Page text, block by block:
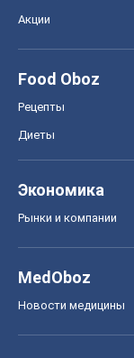
Акции
Food Oboz
Рецепты
Диеты
Экономика
Рынки и компании
MedOboz
Новости медицины